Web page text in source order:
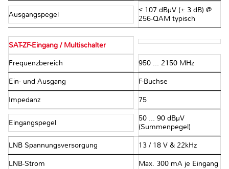
Ausgangspegel
≤ 107 dBµV (± 3 dB) @
256-QAM typisch
SAT-ZF-Eingang / Multischalter
Frequenzbereich 950 ... 2150 MHz
Ein- und Ausgang F-Buchse
Impedanz 75 Ω
Eingangspegel
50 ... 90 dBµV
(Summenpegel)
LNB Spannungsversorgung 13 / 18 V & 22kHz
LNB-Strom Max. 300 mA je Eingang